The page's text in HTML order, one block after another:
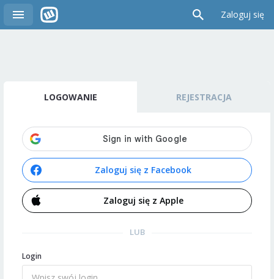
Zaloguj się
LOGOWANIE REJESTRACJA
Zaloguj się z Facebook
Zaloguj się z Apple
LUB
Login